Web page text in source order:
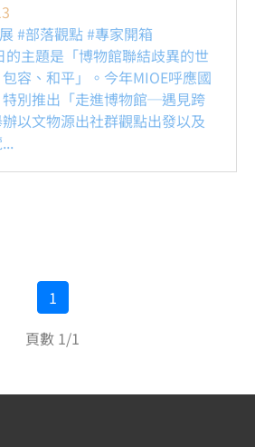
#部落觀點 #專家開箱
主題是「博物館聯結歧異的世
容、和平」。今年MIOE呼應國
別推出「走進博物館─遇見跨
以文物源出社群觀點出發以及
1
頁數 1/1